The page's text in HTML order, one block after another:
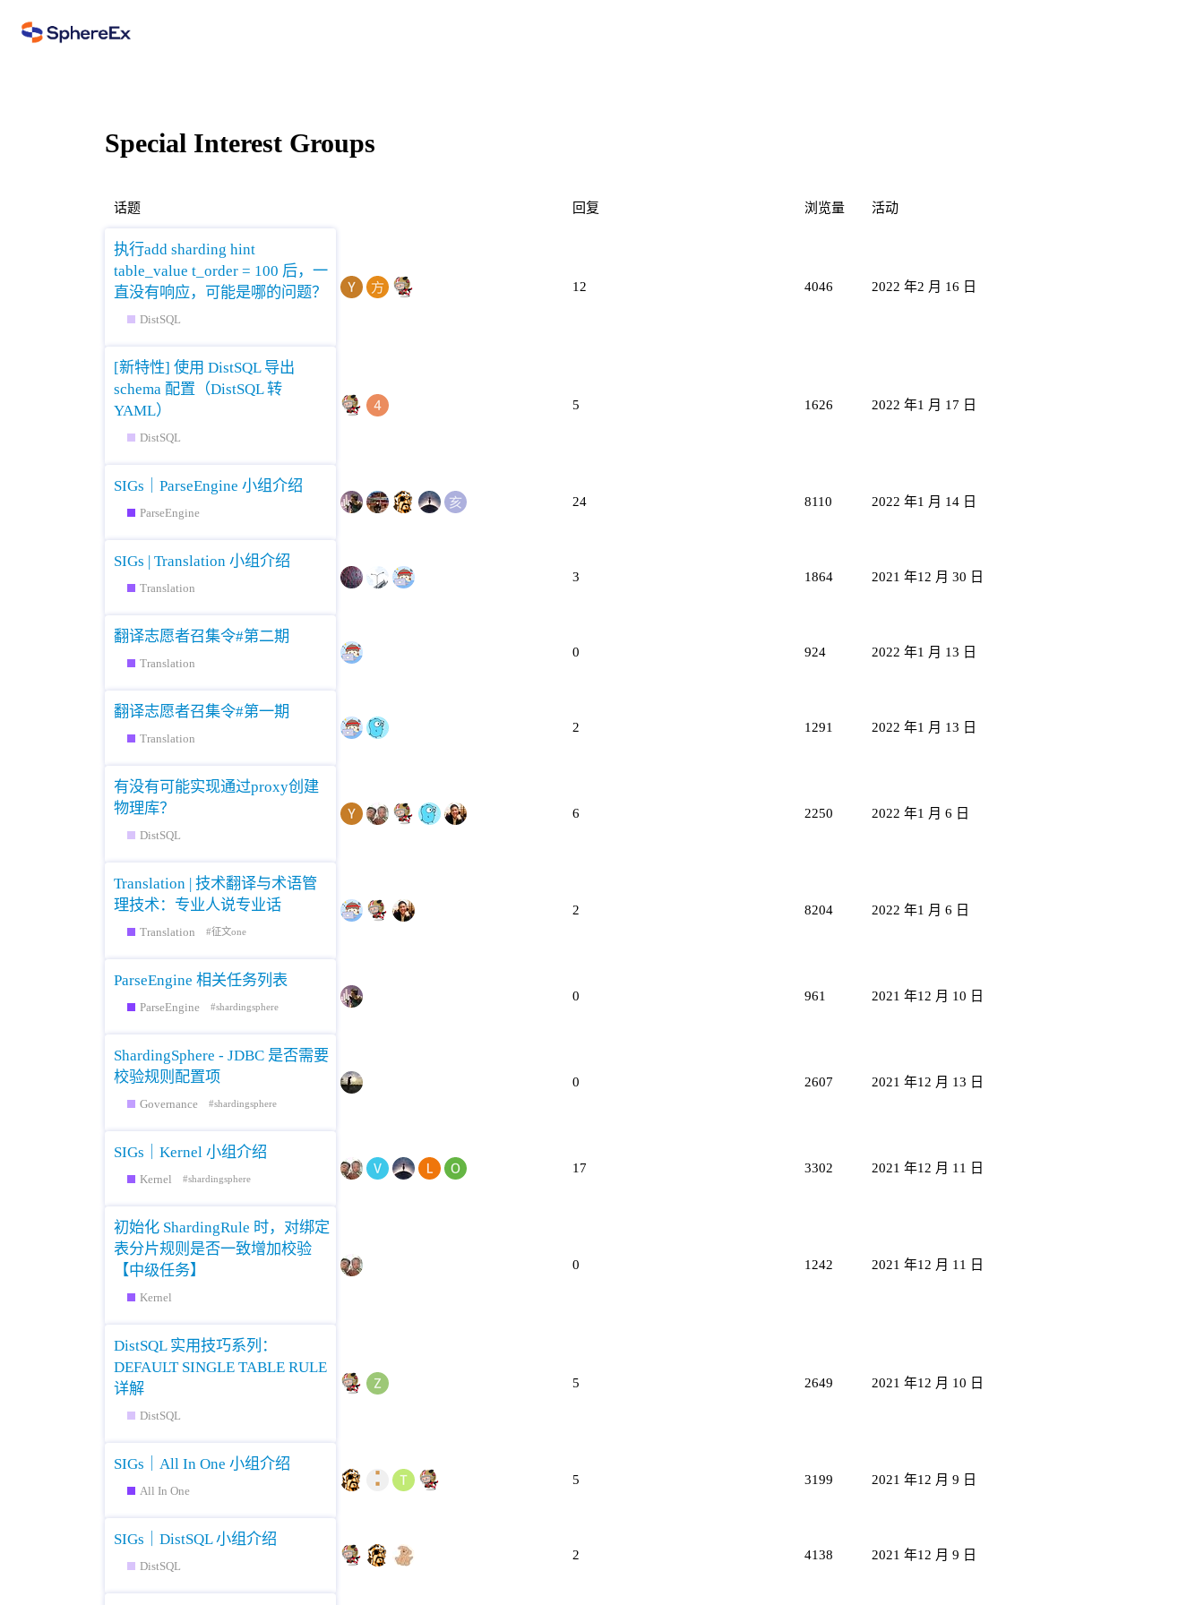
Special Interest Groups
话题 回复 浏览量 活动
执行add sharding hint
table_value t_order = 100 后，一
直没有响应，可能是哪的问题？
DistSQL
12 4046 2022 年2 月 16 日
[新特性] 使用 DistSQL 导出
schema 配置（DistSQL 转
YAML）
DistSQL
5 1626 2022 年1 月 17 日
SIGs｜ParseEngine 小组介绍
ParseEngine
24 8110 2022 年1 月 14 日
SIGs | Translation 小组介绍
Translation
3 1864 2021 年12 月 30 日
翻译志愿者召集令#第二期
Translation
0 924 2022 年1 月 13 日
翻译志愿者召集令#第一期
Translation
2 1291 2022 年1 月 13 日
有没有可能实现通过proxy创建
物理库？
DistSQL
6 2250 2022 年1 月 6 日
Translation | 技术翻译与术语管
理技术：专业人说专业话
Translation 征文one
2 8204 2022 年1 月 6 日
ParseEngine 相关任务列表
ParseEngine shardingsphere
0 961 2021 年12 月 10 日
ShardingSphere - JDBC 是否需要
校验规则配置项
Governance shardingsphere
0 2607 2021 年12 月 13 日
SIGs｜Kernel 小组介绍
Kernel shardingsphere
17 3302 2021 年12 月 11 日
初始化 ShardingRule 时，对绑定
表分片规则是否一致增加校验
【中级任务】
Kernel
0 1242 2021 年12 月 11 日
DistSQL 实用技巧系列：
DEFAULT SINGLE TABLE RULE
详解
DistSQL
5 2649 2021 年12 月 10 日
SIGs｜All In One 小组介绍
All In One
5 3199 2021 年12 月 9 日
SIGs｜DistSQL 小组介绍
DistSQL
2 4138 2021 年12 月 9 日